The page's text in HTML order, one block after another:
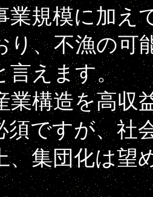
業規模に加え
り、不漁の可
言えます。
業構造を高収
須ですが、社
、集団化は望